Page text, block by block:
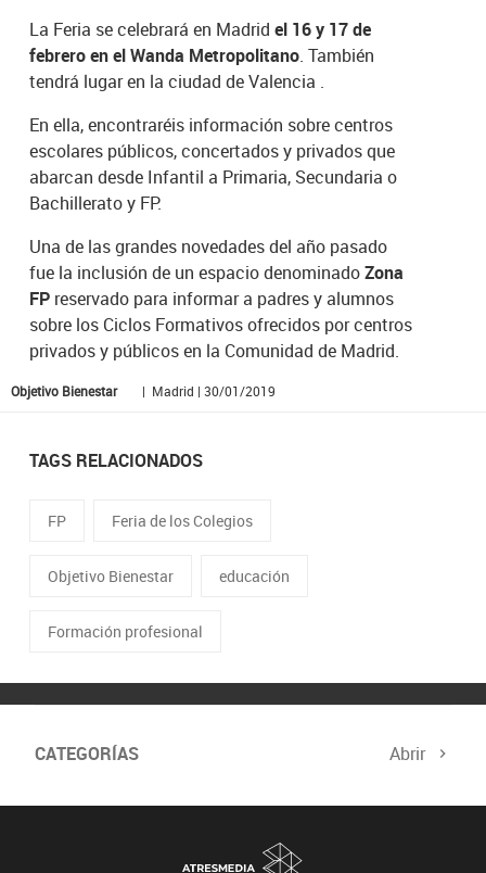
La Feria se celebrará en Madridel 16 y 17 de
febrero en elWanda Metropolitano. También
tendrá lugar en la ciudad de Valencia .
En ella, encontraréis información sobre centros
escolares públicos, concertados y privados que
abarcan desde Infantil a Primaria, Secundaria o
Bachillerato y FP.
Una de las grandes novedades del año pasado
fue la inclusión de un espacio denominadoZona
FP reservado para informar a padres y alumnos
sobre los Ciclos Formativos ofrecidos por centros
privados y públicos en la Comunidad de Madrid.
Objetivo Bienestar | Madrid | 30/01/2019
TAGS RELACIONADOS
FP Feria de los Colegios
Objetivo Bienestar educación
Formación profesional
CATEGORÍAS Abrir